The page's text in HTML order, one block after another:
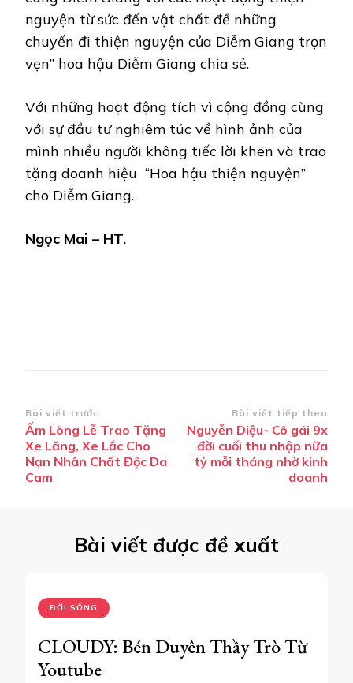
nguyện từ sức đến vật chất để những
chuyến đi thiện nguyện của Diễm Giang trọn
vẹn” hoa hậu Diễm Giang chia sẻ.
Với những hoạt động tích vì cộng đồng cùng
với sự đầu tư nghiêm túc về hình ảnh của
mình nhiều người không tiếc lời khen và trao
tặng doanh hiệu “Hoa hậu thiện nguyện”
cho Diễm Giang.
Ngọc Mai – HT.
Điều
hướng
bài
viết
Bài viết trước
Ấm Lòng Lễ Trao Tặng
Xe Lăng, Xe Lắc Cho
Nạn Nhân Chất Độc Da
Cam
Bài viết tiếp theo
Nguyễn Diệu- Cô gái 9x
đời cuối thu nhập nữa
tỷ mỗi tháng nhờ kinh
doanh
Bài viết được đề xuất
ĐỜI SỐNG
CLOUDY: Bén Duyên Thầy Trò Từ
Youtube